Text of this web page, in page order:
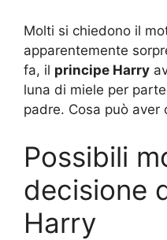
Molti si chiedono il
apparentemente
fa, il principe Harry
luna di miele per
padre. Cosa può aver
Possibili
decisione
Harry